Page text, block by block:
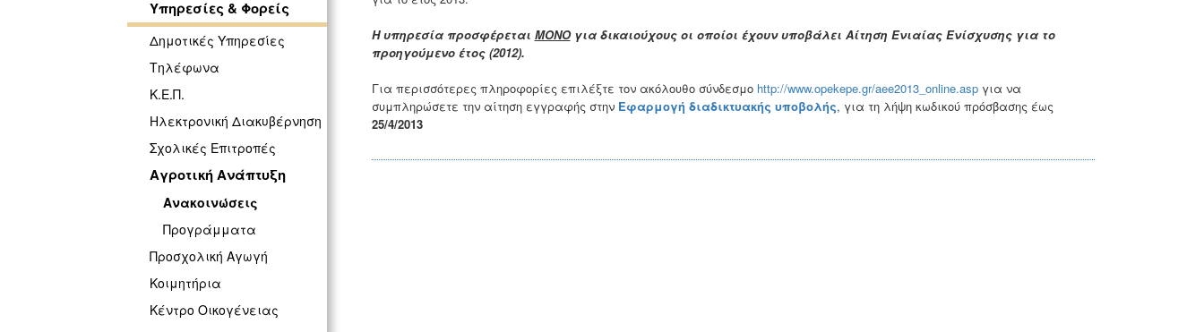
Υπηρεσίες & Φορείς
Δημοτικές Υπηρεσίες
Τηλέφωνα
Κ.Ε.Π.
Ηλεκτρονική Διακυβέρνηση
Σχολικές Επιτροπές
Αγροτική Ανάπτυξη
Ανακοινώσεις
Προγράμματα
Προσχολική Αγωγή
Κοιμητήρια
Κέντρο Οικογένειας
Η υπηρεσία προσφέρεται ΜΟΝΟγια δικαιούχους οι οποίοι έχουν υποβάλει Αίτηση Ενιαίας Ενίσχυσης για το
προηγούμενο έτος (2012).
Για περισσότερες πληροφορίες επιλέξτε τον ακόλουθο σύνδεσμο http://www.opekepe.gr/aee2013_online.aspγια να
συμπληρώσετε την αίτηση εγγραφής στην Εφαρμογή διαδικτυακής υποβολής, για τη λήψη κωδικού πρόσβασης έως
25/4/2013